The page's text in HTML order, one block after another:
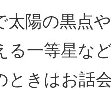
太陽の黒点
る一等星な
ときはお話